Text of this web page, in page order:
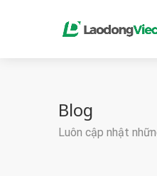
Blog
Luôn cập nhật